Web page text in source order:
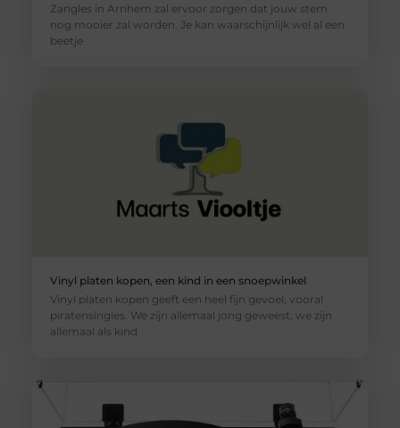
Zangles in Arnhem zal ervoor zorgen dat jouw stem
nog mooier zal worden. Je kan waarschijnlijk wel al een
beetje
Vinyl platen kopen, een kind in een snoepwinkel
Vinyl platen kopen geeft een heel fijn gevoel, vooral
piratensingles. We zijn allemaal jong geweest, we zijn
allemaal als kind